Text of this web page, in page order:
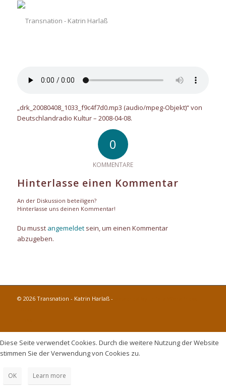
„drk_20080408_1033_f9c4f7d0.mp3 (audio/mpeg-Objekt)“ von
Deutschlandradio Kultur – 2008-04-08.
0
KOMMENTARE
Hinterlasse einen Kommentar
An der Diskussion beteiligen?
Hinterlasse uns deinen Kommentar!
Du musst angemeldetsein, um einen Kommentar
abzugeben.
© 2026 Transnation - Katrin Harlaß -
Diese Seite verwendet Cookies. Durch die weitere Nutzung der Website
stimmen Sie der Verwendung von Cookies zu.
OK Learn more